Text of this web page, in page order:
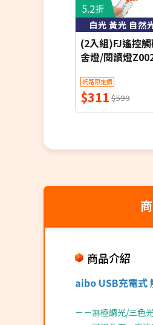
5.2折
白光 黃光 自然
(2入組)FJ遙控
舍燈/閱讀燈
網路限定價
$311 $599
商品介紹
aibo USB充電式
－－無極調光/三色